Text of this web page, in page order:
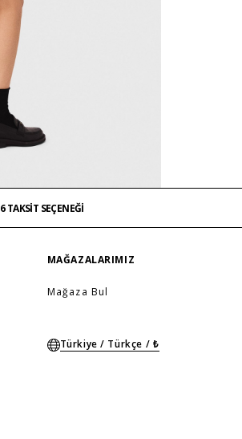
TAKSİT SEÇENEĞİ
MAĞAZALARIMIZ
Mağaza Bul
Türkiye / Türkçe / ₺